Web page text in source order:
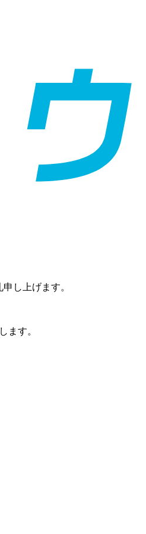
し上げます。
ます。